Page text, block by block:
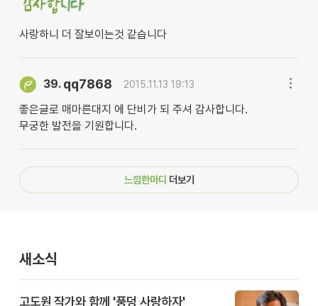
사랑하니 더 잘보이는것 같습니다
39. qq7868 2015.11.13 19:13
좋은글로 매마른대지 에 단비가 되 주셔 감사합니다.
무궁한 발전을 기원합니다.
느낌한마디 더보기
새소식
고도원 작가와 함께 '풍덩 사랑하자'